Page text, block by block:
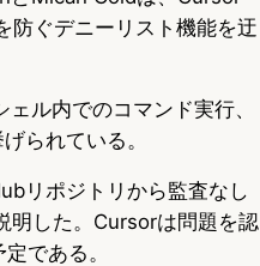
防ぐデニーリスト機能を迂
ル内でのコマンド実行、
られている。
リポジトリから監査なし
明した。Cursorは問題を認
である。